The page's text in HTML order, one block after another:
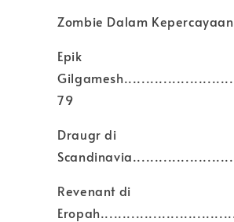
Zombie Dalam
Epik
79
Draugr di
Revenant di